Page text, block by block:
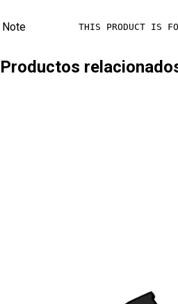
Note THIS PRODUCT IS
Productos